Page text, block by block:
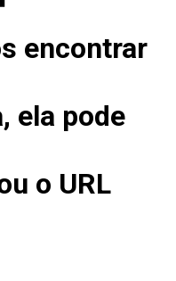
encontrar
ela pode
o URL